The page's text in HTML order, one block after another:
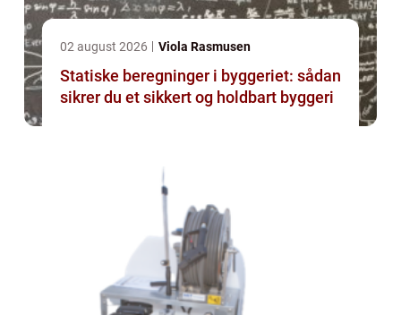
02 august 2026 Viola Rasmusen
Statiske beregninger i byggeriet: sådan
sikrer du et sikkert og holdbart byggeri